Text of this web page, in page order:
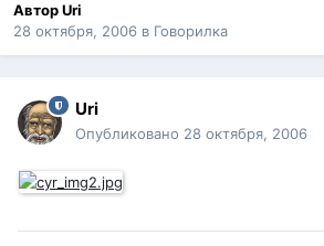
АвторUri
28 октября, 2006 в Говорилка
Uri
Опубликовано 28 октября, 2006